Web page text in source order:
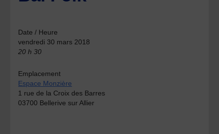
Date / Heure
vendredi 30 mars 2018
20 h 30
Emplacement
Espace Monzière
1 rue de la Croix des Barres
03700 Bellerive sur Allier